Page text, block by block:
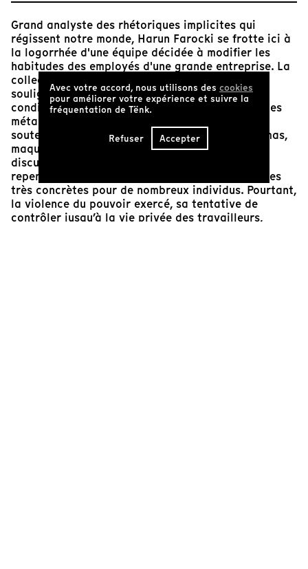
Grand analyste des rhétoriques implicites qui
régissent notre monde, Harun Farocki se frotte ici à
la logorrhée d'une équipe décidée à modifier les
habitudes des employés d'une grande entreprise. La
collection de détails que constitue le cinéaste
souligne le processus de figuration des idées,
condition de leur transformation en pratiques. Les
métaphores sont soigneusement choisies et
soutenues par diverses représentations — schémas,
maquettes et modélisations virtuelles. Les
discussions abstraites de l'équipe qui s'attelle à
repenser le management auront des conséquences
très concrètes pour de nombreux individus. Pourtant,
la violence du pouvoir exercé, sa tentative de
contrôler jusqu’à la vie privée des travailleurs,
Avec votre accord, nous utilisons des cookies
pour améliorer votre expérience et suivre la
fréquentation de Tënk.
Refuser Accepter